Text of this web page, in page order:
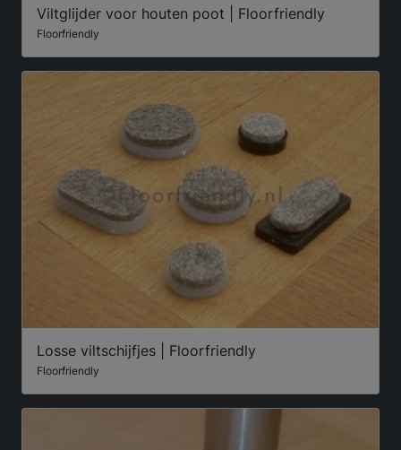
Viltglijder voor houten poot | Floorfriendly
Floorfriendly
Losse viltschijfjes | Floorfriendly
Floorfriendly